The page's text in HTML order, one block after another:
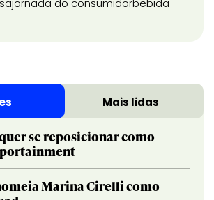
jornada do consumidorbebida
Mais lidas
se reposicionar como
Marina Cirelli como